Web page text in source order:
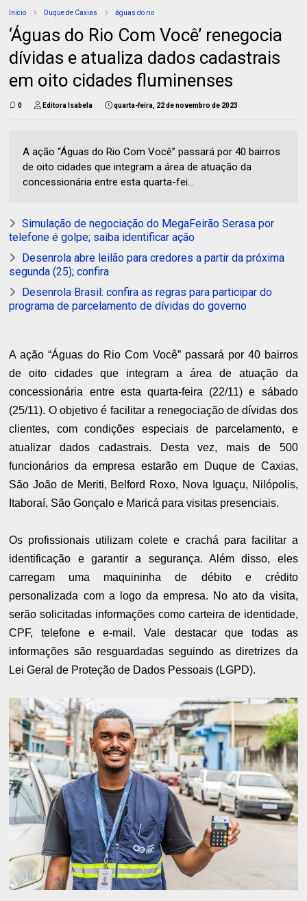
Início Duque de Caxias águas do rio
‘Águas do Rio Com Você’ renegocia
dívidas e atualiza dados cadastrais
em oito cidades fluminenses
0 Editora Isabela quarta-feira, 22 de novembro de 2023
A ação “Águas do Rio Com Você” passará por 40 bairros
de oito cidades que integram a área de atuação da
concessionária entre esta quarta-fei...
Simulação de negociação do MegaFeirão Serasa por
telefone é golpe; saiba identificar ação
Desenrola abre leilão para credores a partir da próxima
segunda (25); confira
Desenrola Brasil: confira as regras para participar do
programa de parcelamento de dívidas do governo
A ação “Águas do Rio Com Você” passará por 40 bairros
de oito cidades que integram a área de atuação da
concessionária entre esta quarta-feira (22/11) e sábado
(25/11). O objetivo é facilitar a renegociação de dívidas dos
clientes, com condições especiais de parcelamento, e
atualizar dados cadastrais. Desta vez, mais de 500
funcionários da empresa estarão em Duque de Caxias,
São João de Meriti, Belford Roxo, Nova Iguaçu, Nilópolis,
Itaboraí, São Gonçalo e Maricá para visitas presenciais.
Os profissionais utilizam colete e crachá para facilitar a
identificação e garantir a segurança. Além disso, eles
carregam uma maquininha de débito e crédito
personalizada com a logo da empresa. No ato da visita,
serão solicitadas informações como carteira de identidade,
CPF, telefone e e-mail. Vale destacar que todas as
informações são resguardadas seguindo as diretrizes da
Lei Geral de Proteção de Dados Pessoais (LGPD).